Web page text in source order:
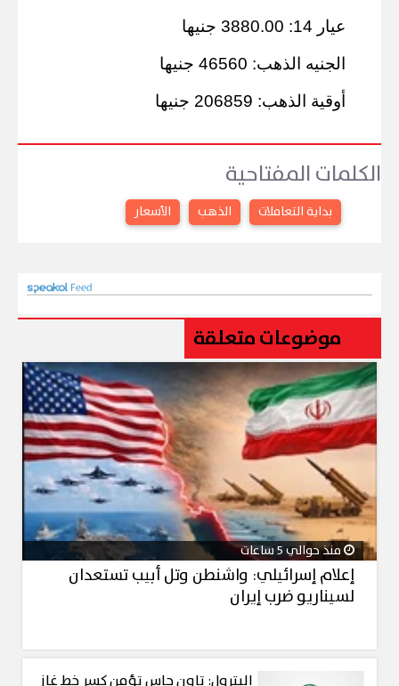
عيار 14: 3880.00 جنيها
الجنيه الذهب: 46560 جنيها
أوقية الذهب: 206859 جنيها
الكلمات المفتاحية
بداية التعاملات الذهب الأسعار
موضوعات متعلقة
منذ حوالي 5 ساعات
إعلام إسرائيلي: واشنطن وتل أبيب تستعدان
لسيناريو ضرب إيران
البترول: تاون جاس تؤمن كسر خط غاز